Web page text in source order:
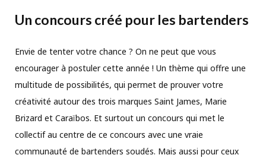
Un concours créé pour les bartenders
Envie de tenter votre chance ? On ne peut que vous
encourager à postuler cette année ! Un thème qui offre une
multitude de possibilités, qui permet de prouver votre
créativité autour des trois marques Saint James, Marie
Brizard et Caraïbos. Et surtout un concours qui met le
collectif au centre de ce concours avec une vraie
communauté de bartenders soudés. Mais aussi pour ceux